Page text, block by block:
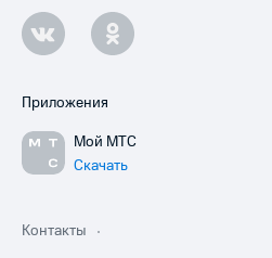
Приложения
Мой МТС
Скачать
Контакты